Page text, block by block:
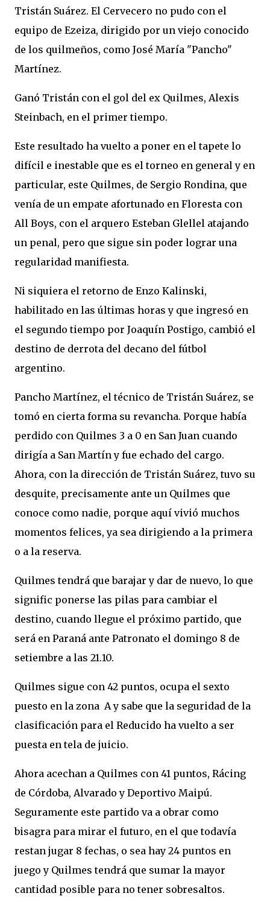
Tristán Suárez. El Cervecero no pudo con el
equipo de Ezeiza, dirigido por un viejo conocido
de los quilmeños, como José María "Pancho"
Martínez.
Ganó Tristán con el gol del ex Quilmes, Alexis
Steinbach, en el primer tiempo.
Este resultado ha vuelto a poner en el tapete lo
difícil e inestable que es el torneo en general y en
particular, este Quilmes, de Sergio Rondina, que
venía de un empate afortunado en Floresta con
All Boys, con el arquero Esteban Glellel atajando
un penal, pero que sigue sin poder lograr una
regularidad manifiesta.
Ni siquiera el retorno de Enzo Kalinski,
habilitado en las últimas horas y que ingresó en
el segundo tiempo por Joaquín Postigo, cambió el
destino de derrota del decano del fútbol
argentino.
Pancho Martínez, el técnico de Tristán Suárez, se
tomó en cierta forma su revancha. Porque había
perdido con Quilmes 3 a 0 en San Juan cuando
dirigía a San Martín y fue echado del cargo.
Ahora, con la dirección de Tristán Suárez, tuvo su
desquite, precisamente ante un Quilmes que
conoce como nadie, porque aquí vivió muchos
momentos felices, ya sea dirigiendo a la primera
o a la reserva.
Quilmes tendrá que barajar y dar de nuevo, lo que
signific ponerse las pilas para cambiar el
destino, cuando llegue el próximo partido, que
será en Paraná ante Patronato el domingo 8 de
setiembre a las 21.10.
Quilmes sigue con 42 puntos, ocupa el sexto
puesto en la zona A y sabe que la seguridad de la
clasificación para el Reducido ha vuelto a ser
puesta en tela de juicio.
Ahora acechan a Quilmes con 41 puntos, Rácing
de Córdoba, Alvarado y Deportivo Maipú.
Seguramente este partido va a obrar como
bisagra para mirar el futuro, en el que todavía
restan jugar 8 fechas, o sea hay 24 puntos en
juego y Quilmes tendrá que sumar la mayor
cantidad posible para no tener sobresaltos.